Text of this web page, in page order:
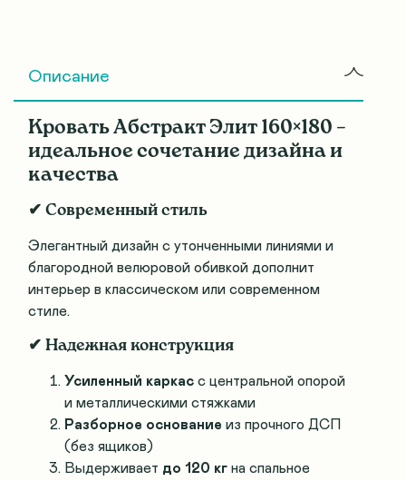
Описание
Кровать Абстракт Элит 160×180 –
идеальное сочетание дизайна и
качества
✔ Современный стиль
Элегантный дизайн с утонченными линиями и
благородной велюровой обивкой дополнит
интерьер в классическом или современном
стиле.
✔ Надежная конструкция
Усиленный каркас с центральной опорой
и металлическими стяжками
Разборное основание из прочного ДСП
(без ящиков)
Выдерживает до 120 кг на спальное